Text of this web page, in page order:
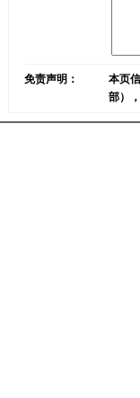
免责声明：
本页
部）